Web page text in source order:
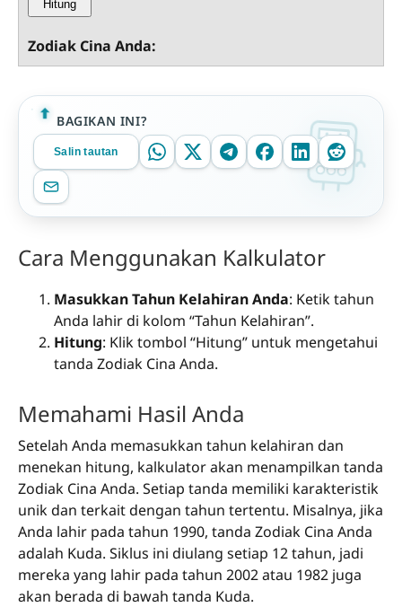
Hitung
Zodiak Cina Anda:
BAGIKAN INI?
Salin tautan
Cara Menggunakan Kalkulator
Masukkan Tahun Kelahiran Anda: Ketik tahun
Anda lahir di kolom “Tahun Kelahiran”.
Hitung: Klik tombol “Hitung” untuk mengetahui
tanda Zodiak Cina Anda.
Memahami Hasil Anda
Setelah Anda memasukkan tahun kelahiran dan
menekan hitung, kalkulator akan menampilkan tanda
Zodiak Cina Anda. Setiap tanda memiliki karakteristik
unik dan terkait dengan tahun tertentu. Misalnya, jika
Anda lahir pada tahun 1990, tanda Zodiak Cina Anda
adalah Kuda. Siklus ini diulang setiap 12 tahun, jadi
mereka yang lahir pada tahun 2002 atau 1982 juga
akan berada di bawah tanda Kuda.